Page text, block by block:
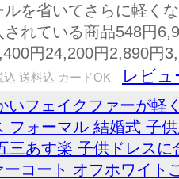
ルを省いてさらに軽く
されている商品548円
円24,200円2,890円
込 送料込 カードOK レビュ
いフェイクファーが軽
フォーマル 結婚式 子
三あす楽 子供ドレス
ーコート オフホワイト